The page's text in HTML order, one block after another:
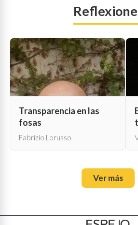
Transparencia en las
fosas
Fabrizio Lorusso
Ver más